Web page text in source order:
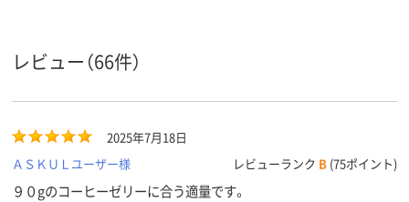
レビュー（66件）
2025年7月18日
ＡＳＫＵＬユーザー様
レビューランク B (75ポイント)
９０gのコーヒーゼリーに合う適量です。